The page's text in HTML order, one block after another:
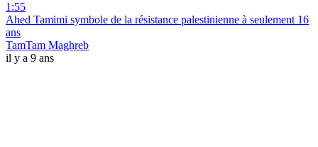
1:55
Ahed Tamimi symbole de la résistance palestinienne à seulement 16
ans
TamTam Maghreb
il y a 9 ans